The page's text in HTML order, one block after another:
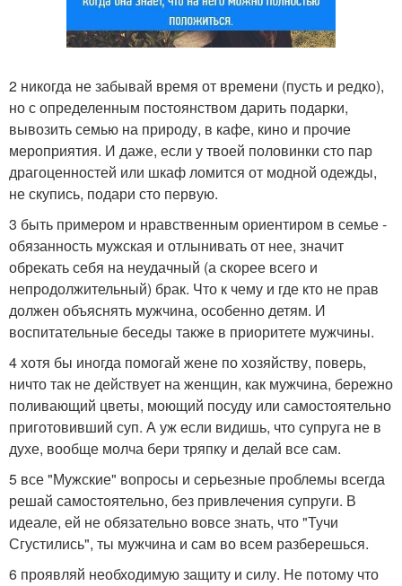
2 никогда не забывай время от времени (пусть и редко),
но с определенным постоянством дарить подарки,
вывозить семью на природу, в кафе, кино и прочие
мероприятия. И даже, если у твоей половинки сто пар
драгоценностей или шкаф ломится от модной одежды,
не скупись, подари сто первую.
3 быть примером и нравственным ориентиром в семье -
обязанность мужская и отлынивать от нее, значит
обрекать себя на неудачный (а скорее всего и
непродолжительный) брак. Что к чему и где кто не прав
должен объяснять мужчина, особенно детям. И
воспитательные беседы также в приоритете мужчины.
4 хотя бы иногда помогай жене по хозяйству, поверь,
ничто так не действует на женщин, как мужчина, бережно
поливающий цветы, моющий посуду или самостоятельно
приготовивший суп. А уж если видишь, что супруга не в
духе, вообще молча бери тряпку и делай все сам.
5 все "Мужские" вопросы и серьезные проблемы всегда
решай самостоятельно, без привлечения супруги. В
идеале, ей не обязательно вовсе знать, что "Тучи
Сгустились", ты мужчина и сам во всем разберешься.
6 проявляй необходимую защиту и силу. Не потому что